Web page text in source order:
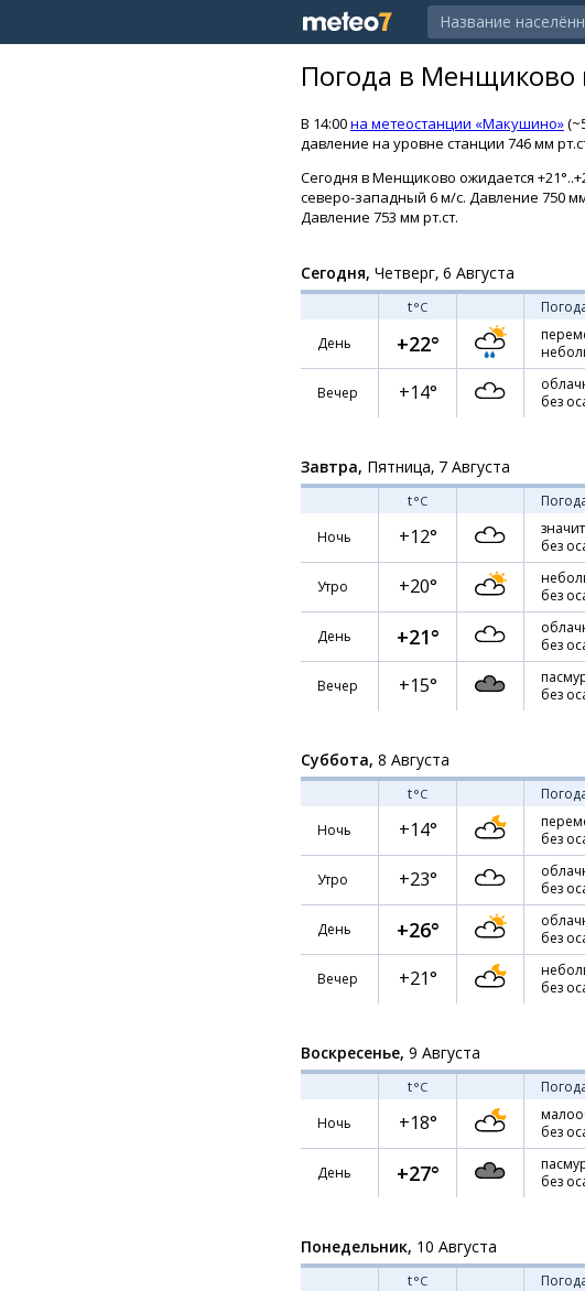
Погода в Менщиково
В 14:00на метеостанции «Макушино»
давление на уровне станции 746 мм
Сегодня в Менщиково ожидается
северо-западный 6 м/с. Давление 750
Давление 753 мм рт.ст.
Сегодня, Четверг, 6 Августа
t°C
День
+22°
Вечер +14°
без
Завтра, Пятница, 7 Августа
t°C
Ночь
+12°
без
Утро +20°
без
День +21°
без
Вечер +15°
без
Суббота, 8 Августа
t°C
Ночь
+14°
без
Утро +23°
без
День +26°
без
Вечер +21°
без
Воскресенье, 9 Августа
t°C
Ночь
+18°
без
День +27°
без
Понедельник, 10 Августа
t°C